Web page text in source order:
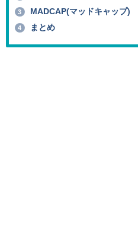
3 MADCAP(マッドキャップ)
4 まとめ